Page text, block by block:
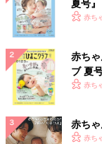
夏号
いっ赤ち
赤ち
ブ 夏
く！赤ち
赤ち
赤ち